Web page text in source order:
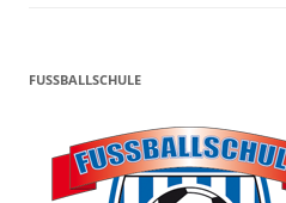
FUSSBALLSCHULE